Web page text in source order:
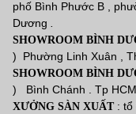
phố Bình Phước B ,
Dương
SHOWROOM BÌNH
) Phường Linh Xuân ,
SHOWROOM BÌNH
) Bình Chánh . Tp HCM
XƯỞNG SÀN XUẤT: tổ